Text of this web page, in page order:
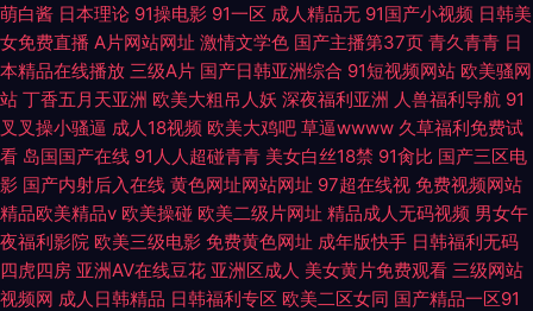
萌白酱 日本理论 91操电影 91一区 成人精品无 91国产小视频 日韩美
女免费直播 A片网站网址 激情文学色 国产主播第37页 青久青青 日
本精品在线播放 三级A片 国产日韩亚洲综合 91短视频网站 欧美骚网
站 丁香五月天亚洲 欧美大粗吊人妖 深夜福利亚洲 人兽福利导航 91
叉叉操小骚逼 成人18视频 欧美大鸡吧 草逼wwww 久草福利免费试
看 岛国国产在线 91人人超碰青青 美女白丝18禁 91肏比 国产三区电
影 国产内射后入在线 黄色网址网站网址 97超在线视 免费视频网站
精品欧美精品v 欧美操碰 欧美二级片网址 精品成人无码视频 男女午
夜福利影院 欧美三级电影 免费黄色网址 成年版快手 日韩福利无码
四虎四房 亚洲AV在线豆花 亚洲区成人 美女黄片免费观看 三级网站
视频网 成人日韩精品 日韩福利专区 欧美二区女同 国产精品一区91